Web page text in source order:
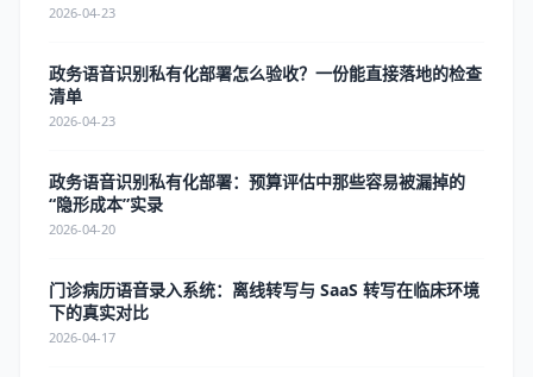
2026-04-23
政务语音识别私有化部署怎么验收？一份能直接落地的检查
清单
2026-04-23
政务语音识别私有化部署：预算评估中那些容易被漏掉的
“隐形成本”实录
2026-04-20
门诊病历语音录入系统：离线转写与 SaaS 转写在临床环境
下的真实对比
2026-04-17